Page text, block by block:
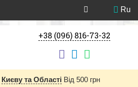
Ru
+38 (096) 816-73-32
Києву та Області Від 500 грн